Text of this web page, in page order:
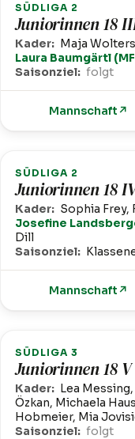
SÜDLIGA 2
Juniorinnen 18
Kader: Maja
Laura Baumgärtl
Saisonziel: folgt
Mannschaft ↗
SÜDLIGA 2
Juniorinnen 18
Kader: Sophia Frey,
Josefine
Dill
Saisonziel:
Mannschaft ↗
SÜDLIGA 3
Juniorinnen 18 V
Kader: Lea
Özkan, Michaela
Hobmeier, Mia
Saisonziel: folgt